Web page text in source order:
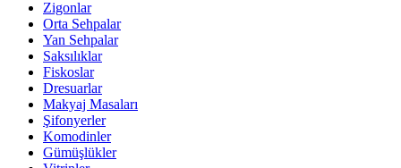
Zigonlar
Orta Sehpalar
Yan Sehpalar
Saksılıklar
Fiskoslar
Dresuarlar
Makyaj Masaları
Şifonyerler
Komodinler
Gümüşlükler